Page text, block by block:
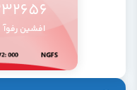
افشین رفوآ